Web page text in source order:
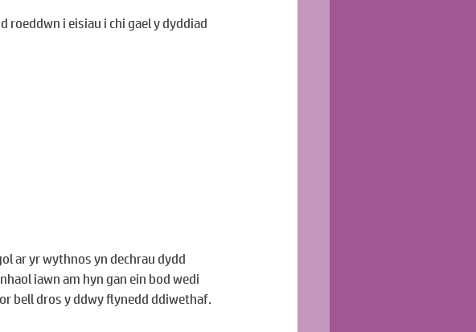
roeddwn i eisiau i chi gael y dyddiad
ar yr wythnos yn dechrau dydd
iawn am hyn gan ein bod wedi
bell dros y ddwy flynedd ddiwethaf.